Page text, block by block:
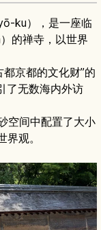
ku），是一座临
的禅寺，以世界
京都的文化财”的
了无数海内外访
空间中配置了大小
观。